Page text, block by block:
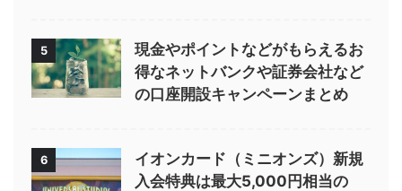
5
現金やポイントなどがもらえるお
得なネットバンクや証券会社など
の口座開設キャンペーンまとめ
6
イオンカード（ミニオンズ）新規
入会特典は最大5,000円相当の